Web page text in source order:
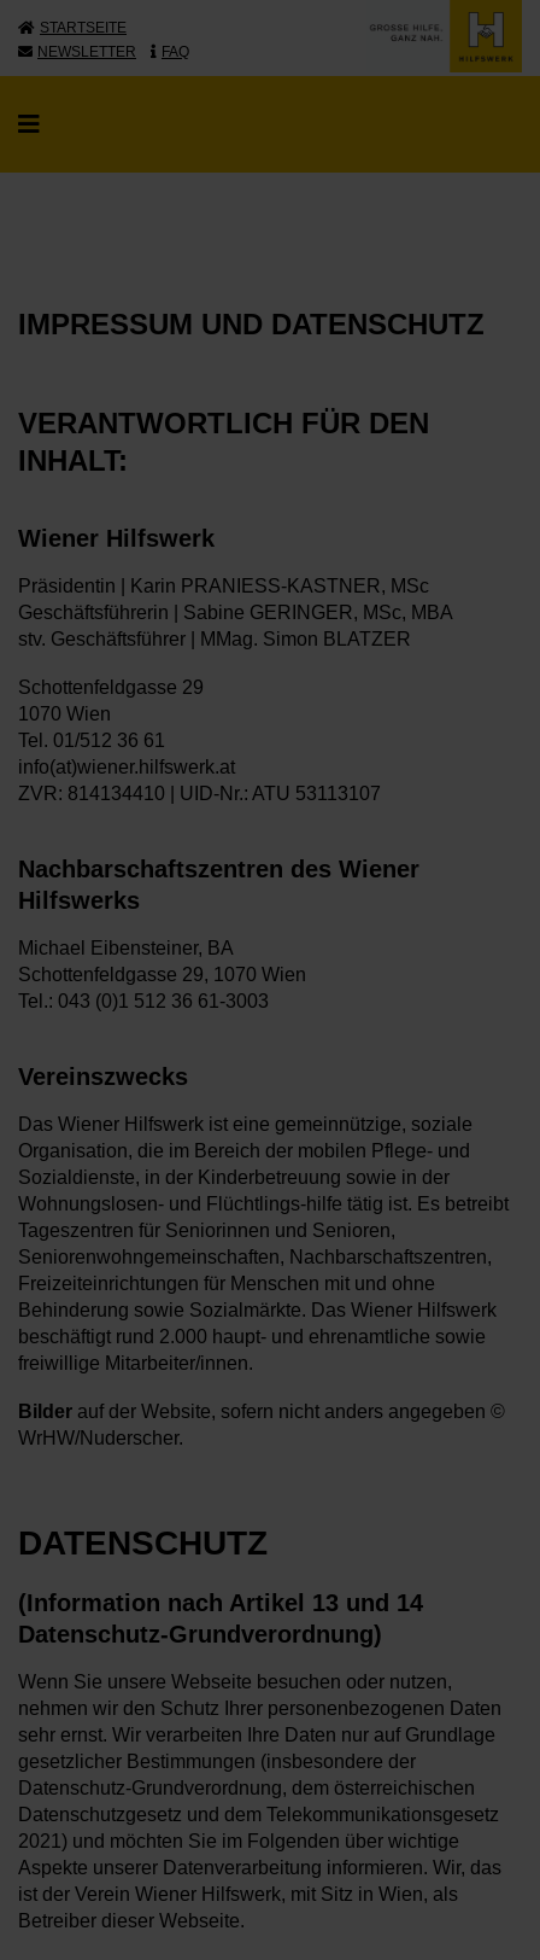
STARTSEITE
NEWSLETTER
FAQ
IMPRESSUM UND DATENSCHUTZ
VERANTWORTLICH FÜR DEN
INHALT:
Wiener Hilfswerk
Präsidentin | Karin PRANIESS-KASTNER, MSc
Geschäftsführerin | Sabine GERINGER, MSc, MBA
stv. Geschäftsführer | MMag. Simon BLATZER
Schottenfeldgasse 29
1070 Wien
Tel. 01/512 36 61
info(at)wiener.hilfswerk.at
ZVR: 814134410 | UID-Nr.: ATU 53113107
Nachbarschaftszentren des Wiener
Hilfswerks
Michael Eibensteiner, BA
Schottenfeldgasse 29, 1070 Wien
Tel.: 043 (0)1 512 36 61-3003
Vereinszwecks
Das Wiener Hilfswerk ist eine gemeinnützige, soziale
Organisation, die im Bereich der mobilen Pflege- und
Sozialdienste, in der Kinderbetreuung sowie in der
Wohnungslosen- und Flüchtlings-hilfe tätig ist. Es betreibt
Tageszentren für Seniorinnen und Senioren,
Seniorenwohngemeinschaften, Nachbarschaftszentren,
Freizeiteinrichtungen für Menschen mit und ohne
Behinderung sowie Sozialmärkte. Das Wiener Hilfswerk
beschäftigt rund 2.000 haupt- und ehrenamtliche sowie
freiwillige Mitarbeiter/innen.
Bilder auf der Website, sofern nicht anders angegeben ©
WrHW/Nuderscher.
DATENSCHUTZ
(Information nach Artikel 13 und 14
Datenschutz-Grundverordnung)
Wenn Sie unsere Webseite besuchen oder nutzen,
nehmen wir den Schutz Ihrer personenbezogenen Daten
sehr ernst. Wir verarbeiten Ihre Daten nur auf Grundlage
gesetzlicher Bestimmungen (insbesondere der
Datenschutz-Grundverordnung, dem österreichischen
Datenschutzgesetz und dem Telekommunikationsgesetz
2021) und möchten Sie im Folgenden über wichtige
Aspekte unserer Datenverarbeitung informieren. Wir, das
ist der Verein Wiener Hilfswerk, mit Sitz in Wien, als
Betreiber dieser Webseite.